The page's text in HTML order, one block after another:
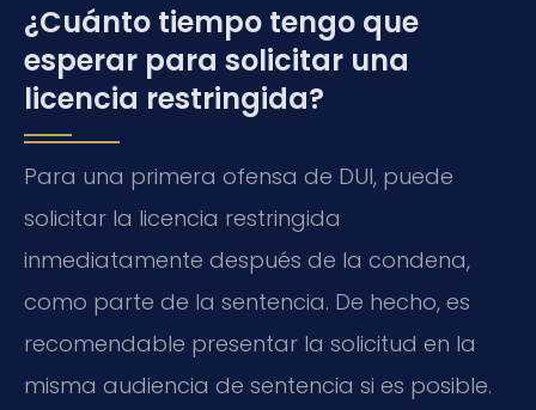
¿Cuánto tiempo tengo que
esperar para solicitar una
licencia restringida?
Para una primera ofensa de DUI, puede
solicitar la licencia restringida
inmediatamente después de la condena,
como parte de la sentencia. De hecho, es
recomendable presentar la solicitud en la
misma audiencia de sentencia si es posible.